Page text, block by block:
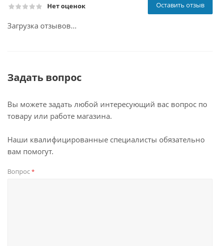
Нет оценок Оставить отзыв
Загрузка отзывов...
Задать вопрос
Вы можете задать любой интересующий вас вопрос по
товару или работе магазина.
Наши квалифицированные специалисты обязательно
вам помогут.
Вопрос*